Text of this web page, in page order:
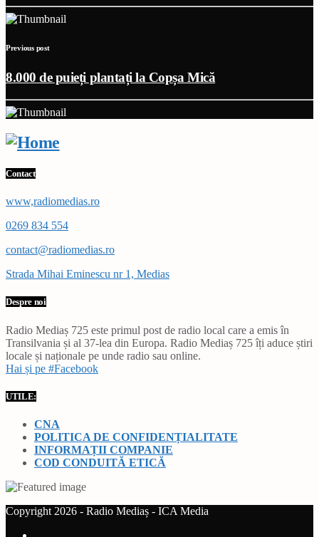
Previous post
8.000 de puieți plantați la Copșa Mică
Contact
www,radiomedias.ro
0269 834 554
contact@radiomedias.ro
Strada Mihai Eminescu nr 1, Medias
Despre noi
Radio Mediaș 725 este primul post de radio local care a emis în
Transilvania și al 37-lea din Europa. Radio Mediaș 725 îți aduce știri
locale și naționale pe unde radio sau online.
Hai și pe #Facebook
UTILE:
CNA
POLITICA DE CONFIDENȚIALITATE
INFORMAȚII COMPANIE
COD CONDUITĂ ETICĂ
Copyright 2026 - Radio Mediaș - ICA Media